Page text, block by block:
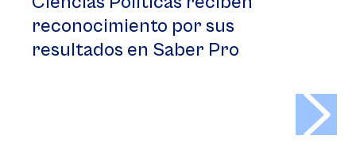
reconocimiento por sus
resultados en Saber Pro